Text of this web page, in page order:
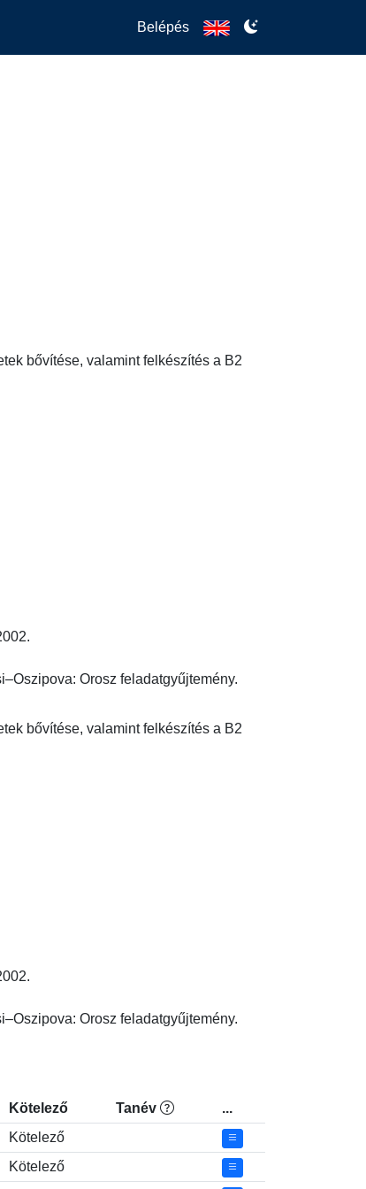
Belépés
bővítése, valamint felkészítés a B2
Orosz feladatgyűjtemény.
bővítése, valamint felkészítés a B2
Orosz feladatgyűjtemény.
Kötelező Tanév
...
Kötelező
Kötelező